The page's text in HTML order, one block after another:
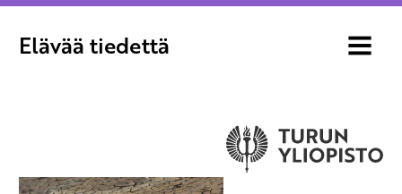
Elävää tiedettä MENU